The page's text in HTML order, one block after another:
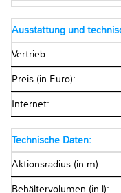
Ausstattung und
Vertrieb:
Preis (in Euro):
Internet:
Technische Daten:
Aktionsradius (in m):
Behältervolumen (in l):